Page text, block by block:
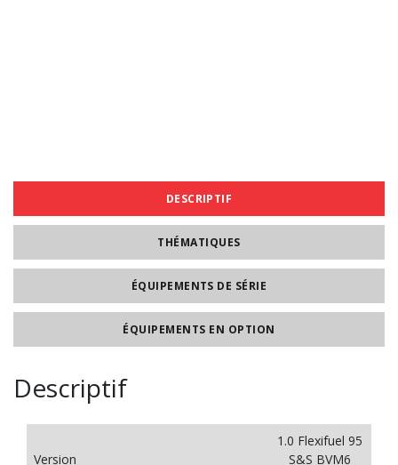
DESCRIPTIF
THÉMATIQUES
ÉQUIPEMENTS DE SÉRIE
ÉQUIPEMENTS EN OPTION
Descriptif
Version
1.0 Flexifuel 95
S&S BVM6